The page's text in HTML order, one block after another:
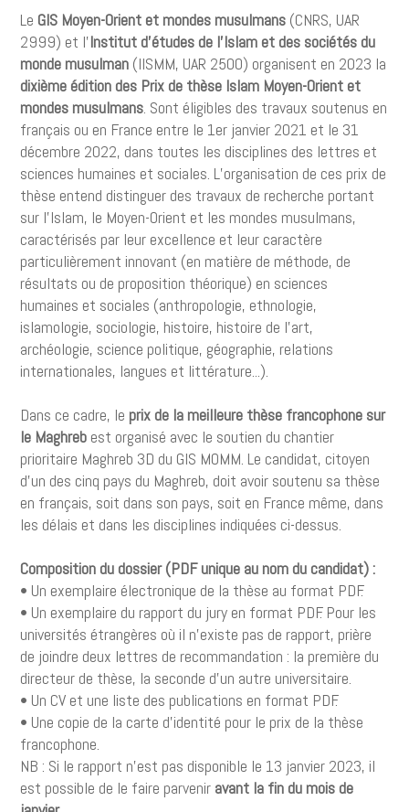
Le GIS Moyen-Orient et mondes musulmans (CNRS, UAR
2999) et l’Institut d’études de l’Islam et des sociétés du
monde musulman (IISMM, UAR 2500) organisent en 2023 la
dixième édition des Prix de thèse Islam Moyen-Orient et
mondes musulmans. Sont éligibles des travaux soutenus en
français ou en France entre le 1er janvier 2021 et le 31
décembre 2022, dans toutes les disciplines des lettres et
sciences humaines et sociales. L’organisation de ces prix de
thèse entend distinguer des travaux de recherche portant
sur l’Islam, le Moyen-Orient et les mondes musulmans,
caractérisés par leur excellence et leur caractère
particulièrement innovant (en matière de méthode, de
résultats ou de proposition théorique) en sciences
humaines et sociales (anthropologie, ethnologie,
islamologie, sociologie, histoire, histoire de l’art,
archéologie, science politique, géographie, relations
internationales, langues et littérature...).
Dans ce cadre, le prix de la meilleure thèse francophone sur
le Maghreb est organisé avec le soutien du chantier
prioritaire Maghreb 3D du GIS MOMM. Le candidat, citoyen
d’un des cinq pays du Maghreb, doit avoir soutenu sa thèse
en français, soit dans son pays, soit en France même, dans
les délais et dans les disciplines indiquées ci-dessus.
Composition du dossier (PDF unique au nom du candidat) :
• Un exemplaire électronique de la thèse au format PDF.
• Un exemplaire du rapport du jury en format PDF. Pour les
universités étrangères où il n’existe pas de rapport, prière
de joindre deux lettres de recommandation : la première du
directeur de thèse, la seconde d’un autre universitaire.
• Un CV et une liste des publications en format PDF.
• Une copie de la carte d’identité pour le prix de la thèse
francophone.
NB : Si le rapport n’est pas disponible le 13 janvier 2023, il
est possible de le faire parvenir avant la fin du mois de